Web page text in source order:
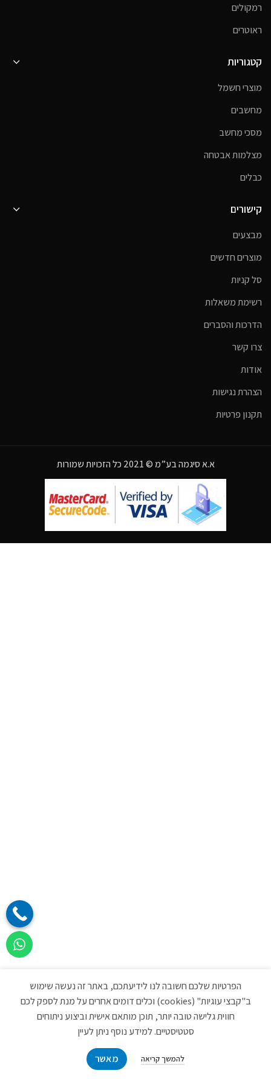
רמקולים
ראוטרים
קטגוריות
מוצרי חשמל
מחשבים
מסכי מחשב
מצלמות אבטחה
כבלים
קישורים
מבצעים
מוצרים חדשים
סל קניות
רשימת משאלות
הדרכות והסברים
צרו קשר
אודות
הצהרת נגישות
תקנון פרטיות
א.א סיגמה בע”מ © 2021 כל הזכויות שמורות
הפרטיות שלכם חשובה לנו לידיעתכם, באתר זה נעשה שימוש
ב"קבצי עוגיות" (cookies) וכלים דומים אחרים על מנת לספק לכם
חווית גלישה טובה יותר, תוכן מותאם אישית וביצוע ניתוחים
סטטיסטיים. למידע נוסף ניתן לעיין
להמשך קריאה מאשר